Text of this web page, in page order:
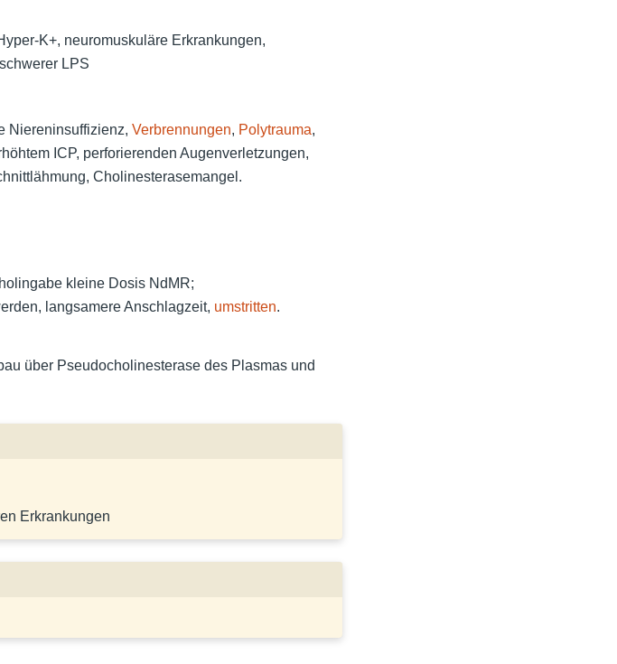
K+, neuromuskuläre Erkrankungen,
LPS
Niereninsuffizienz, Verbrennungen, Polytrauma,
ICP, perforierenden Augenverletzungen,
Cholinesterasemangel.
kleine Dosis NdMR;
langsamere Anschlagzeit, umstritten.
über Pseudocholinesterase des Plasmas und
Erkrankungen